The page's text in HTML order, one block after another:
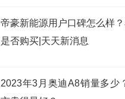
帝豪新能源用户口碑怎么样
是否购买|天天新消息
2023年3月奥迪A8销量多少